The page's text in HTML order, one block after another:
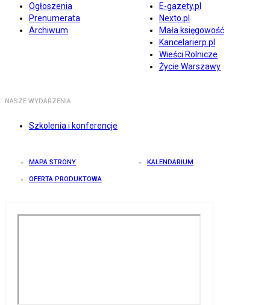
Ogłoszenia
Prenumerata
Archiwum
E-gazety.pl
Nexto.pl
Mała księgowość
Kancelarierp.pl
Wieści Rolnicze
Życie Warszawy
NASZE WYDARZENIA
Szkolenia i konferencje
MAPA STRONY KALENDARIUM
OFERTA PRODUKTOWA